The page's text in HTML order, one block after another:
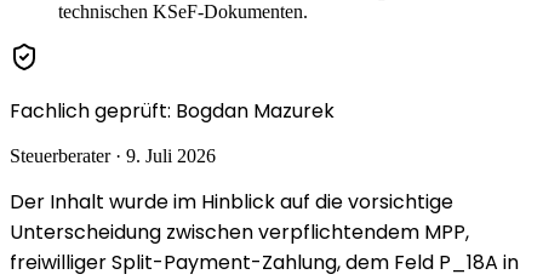
technischen KSeF-Dokumenten.
Fachlich geprüft: Bogdan Mazurek
Steuerberater· 9. Juli 2026
Der Inhalt wurde im Hinblick auf die vorsichtige
Unterscheidung zwischen verpflichtendem MPP,
freiwilliger Split-Payment-Zahlung, dem Feld P_18A in